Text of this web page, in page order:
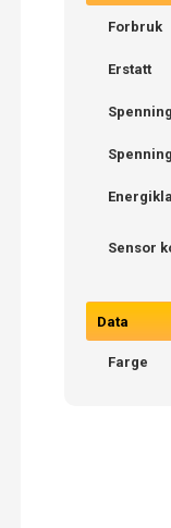
Forbruk
Erstatt
Spenning
Sensor
Data
Farge